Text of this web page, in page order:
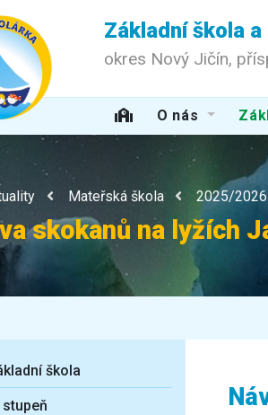
Základní škola
okres Nový Jičín,
O nás
Mateřská škola 2025/2026
skokanů na lyžích
škola